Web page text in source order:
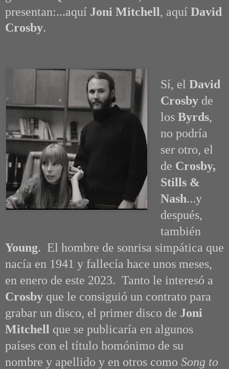
presentan:...aquí Joni Mitchell, aquí David
Crosby.
Sí, el David
Crosby de
los Byrds,
no podría
ser otro, el
de Crosby,
Stills &
Nash...y
después,
también
Young. El hombre de sonrisa simpática que
nacía en 1941 y fallecía hace unos meses,
en enero de este 2023. Tanto le interesó a
Crosby que le consiguió un contrato para
grabar un disco, el primer disco de Joni
Mitchell que se publicaría en algunos
países con el título homónimo de su
nombre y apellido y en otros como Song to